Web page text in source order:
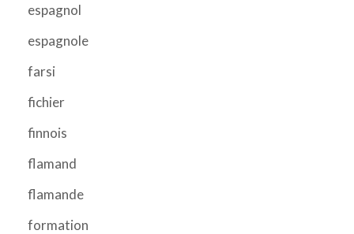
espagnol
espagnole
farsi
fichier
finnois
flamand
flamande
formation